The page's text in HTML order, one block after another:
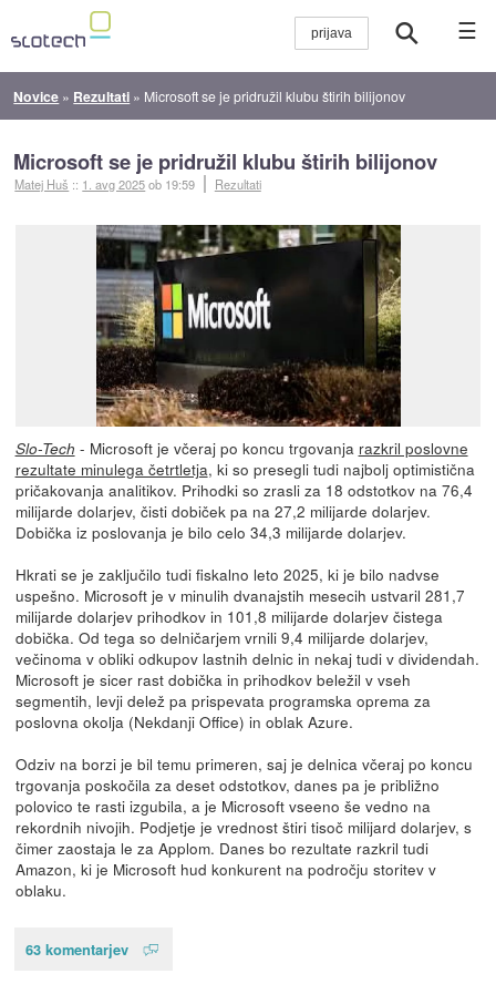
☰
Novice » Rezultati » Microsoft se je pridružil klubu štirih bilijonov
Microsoft se je pridružil klubu štirih bilijonov
Matej Huš :: 1. avg 2025ob 19:59 Rezultati
Slo-Tech - Microsoft je včeraj po koncu trgovanja razkril poslovne
rezultate minulega četrtletja, ki so presegli tudi najbolj optimistična
pričakovanja analitikov. Prihodki so zrasli za 18 odstotkov na 76,4
milijarde dolarjev, čisti dobiček pa na 27,2 milijarde dolarjev.
Dobička iz poslovanja je bilo celo 34,3 milijarde dolarjev.
Hkrati se je zaključilo tudi fiskalno leto 2025, ki je bilo nadvse
uspešno. Microsoft je v minulih dvanajstih mesecih ustvaril 281,7
milijarde dolarjev prihodkov in 101,8 milijarde dolarjev čistega
dobička. Od tega so delničarjem vrnili 9,4 milijarde dolarjev,
večinoma v obliki odkupov lastnih delnic in nekaj tudi v dividendah.
Microsoft je sicer rast dobička in prihodkov beležil v vseh
segmentih, levji delež pa prispevata programska oprema za
poslovna okolja (Nekdanji Office) in oblak Azure.
Odziv na borzi je bil temu primeren, saj je delnica včeraj po koncu
trgovanja poskočila za deset odstotkov, danes pa je približno
polovico te rasti izgubila, a je Microsoft vseeno še vedno na
rekordnih nivojih. Podjetje je vrednost štiri tisoč milijard dolarjev, s
čimer zaostaja le za Applom. Danes bo rezultate razkril tudi
Amazon, ki je Microsoft hud konkurent na področju storitev v
oblaku.
63 komentarjev